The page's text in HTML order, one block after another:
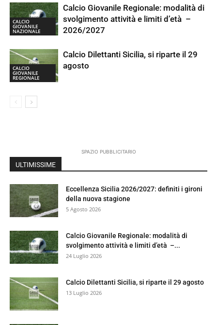
CALCIO
GIOVANILE
NAZIONALE
Calcio Giovanile Regionale: modalità di
svolgimento attività e limiti d’età –
2026/2027
CALCIO
GIOVANILE
REGIONALE
Calcio Dilettanti Sicilia, si riparte il 29
agosto
SPAZIO PUBBLICITARIO
ULTIMISSIME
Eccellenza Sicilia 2026/2027: definiti i gironi
della nuova stagione
5 Agosto 2026
Calcio Giovanile Regionale: modalità di
svolgimento attività e limiti d’età –...
24 Luglio 2026
Calcio Dilettanti Sicilia, si riparte il 29 agosto
13 Luglio 2026